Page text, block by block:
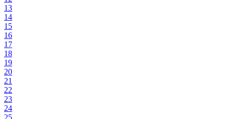
13
14
15
16
17
18
19
20
21
22
23
24